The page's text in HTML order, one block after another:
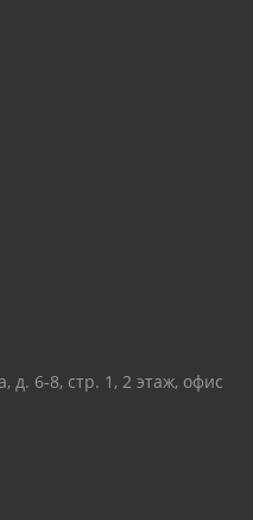
д. 6-8, стр. 1, 2 этаж, офис